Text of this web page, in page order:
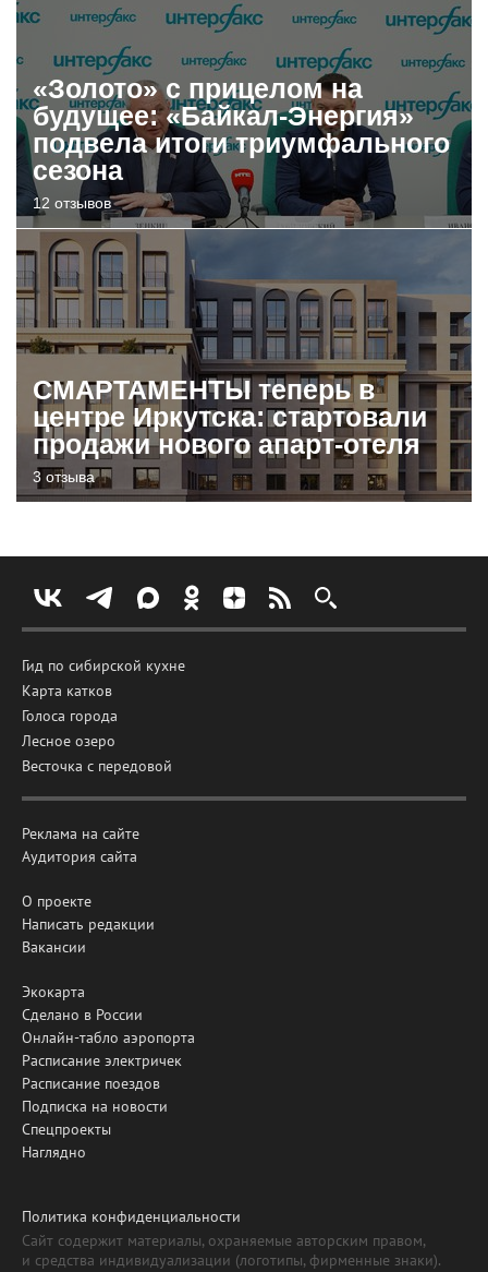
«Золото» с прицелом на
будущее: «Байкал-Энергия»
подвела итоги триумфального
сезона
12 отзывов
СМАРТАМЕНТЫ теперь в
центре Иркутска: стартовали
продажи нового апарт-отеля
3 отзыва
Гид по сибирской кухне
Карта катков
Голоса города
Лесное озеро
Весточка с передовой
Реклама на сайте
Аудитория сайта
О проекте
Написать редакции
Вакансии
Экокарта
Сделано в России
Онлайн-табло аэропорта
Расписание электричек
Расписание поездов
Подписка на новости
Спецпроекты
Наглядно
Политика конфиденциальности
Сайт содержит материалы, охраняемые авторским правом,
и средства индивидуализации (логотипы, фирменные знаки).